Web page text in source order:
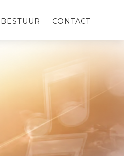
BESTUUR CONTACT